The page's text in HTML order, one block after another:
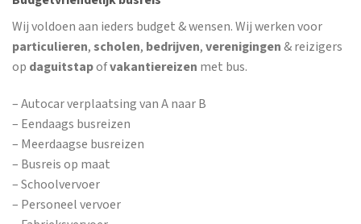
Wij voldoen aan ieders budget & wensen. Wij werken voor
particulieren,scholen, bedrijven,verenigingen& reizigers
op daguitstapofvakantiereizen met bus.
– Autocar verplaatsing van A naar B
– Eendaags busreizen
– Meerdaagse busreizen
– Busreis op maat
– Schoolvervoer
– Personeel vervoer